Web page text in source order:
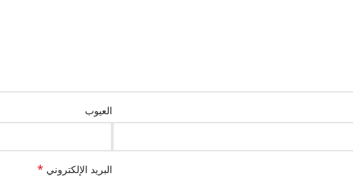
العيوب
البريد الإلكتروني *